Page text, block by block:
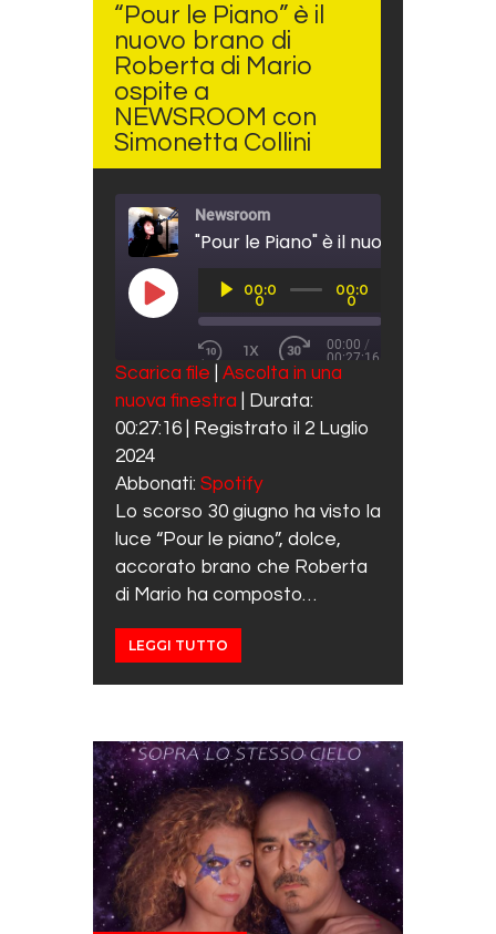
“Pour le Piano” è il
nuovo brano di
Roberta di Mario
ospite a
NEWSROOM con
Simonetta Collini
Newsroom
PLAY EPISODE
Player00:0
0
00:0
0
REWIND 10 SECONDS
1X
FAST FORWARD 30
00:00 /
00:27:16
SUBSCRIBE SHARE
Spotify
RSS FEED
SHARE
LINK
EMBED
Scarica file
Ascolta in una
nuova finestra
Durata:
00:27:16
Registrato il 2 Luglio
2024
Abbonati: Spotify
Lo scorso 30 giugno ha visto la
luce “Pour le piano”, dolce,
accorato brano che Roberta
di Mario ha composto…
LEGGI TUTTO